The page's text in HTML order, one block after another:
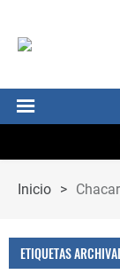
Inicio >
ETIQUETAS